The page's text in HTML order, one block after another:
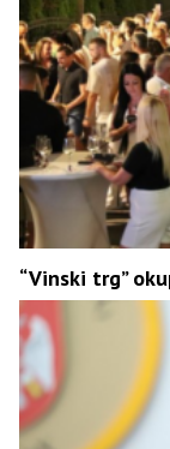
“Vinski trg”